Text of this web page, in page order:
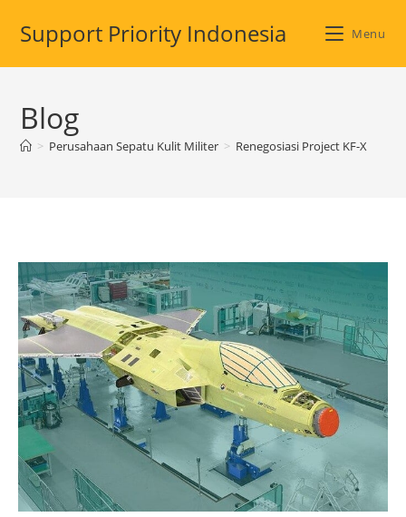
Support Priority Indonesia Menu
Blog
> Perusahaan Sepatu Kulit Militer > Renegosiasi Project KF-X